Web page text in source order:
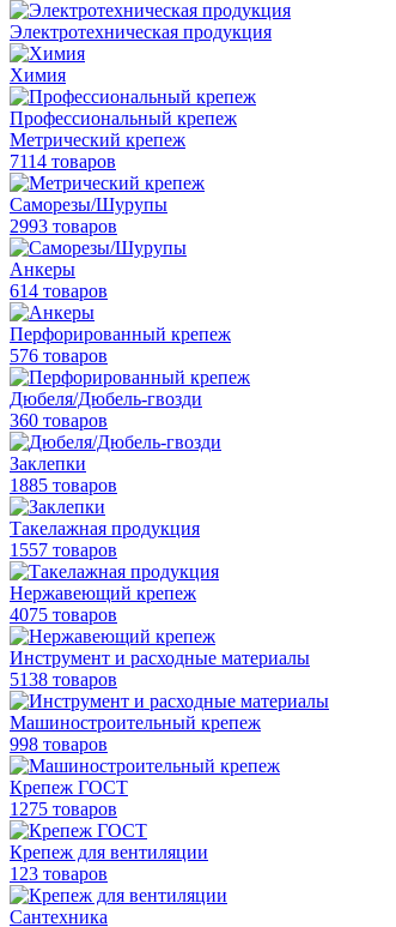
Электротехническая продукция
Химия
Профессиональный крепеж
Метрический крепеж
7114 товаров
Саморезы/Шурупы
2993 товаров
Анкеры
614 товаров
Перфорированный крепеж
576 товаров
Дюбеля/Дюбель-гвозди
360 товаров
Заклепки
1885 товаров
Такелажная продукция
1557 товаров
Нержавеющий крепеж
4075 товаров
Инструмент и расходные материалы
5138 товаров
Машиностроительный крепеж
998 товаров
Крепеж ГОСТ
1275 товаров
Крепеж для вентиляции
123 товаров
Сантехника